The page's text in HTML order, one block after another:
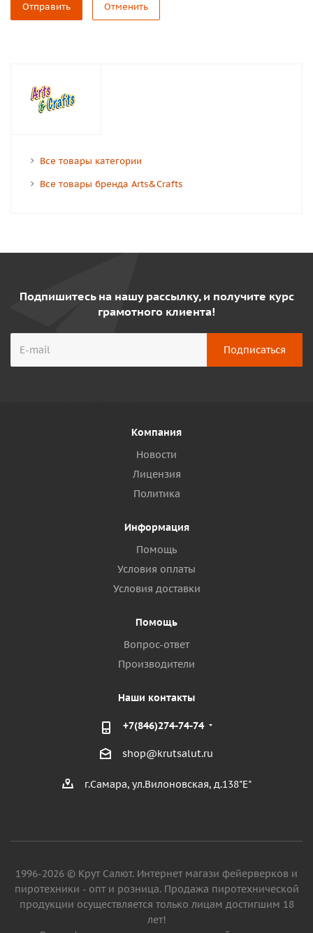
Отправить Отменить
Все товары категории
Все товары бренда Arts&Crafts
Подпишитесь на нашу рассылку, и получите курс
грамотного клиента!
Компания
Новости
Лицензия
Политика
Информация
Помощь
Условия оплаты
Условия доставки
Помощь
Вопрос-ответ
Производители
Наши контакты
+7(846)274-74-74
shop@krutsalut.ru
г.Самара, ул.Вилоновская, д.138"Е"
1996-2026 © Крут Салют. Интернет магази фейерверков и
пиротехники - опт и розница. Продажа пиротехнической
продукции осуществляется только лицам достигшим 18
лет!